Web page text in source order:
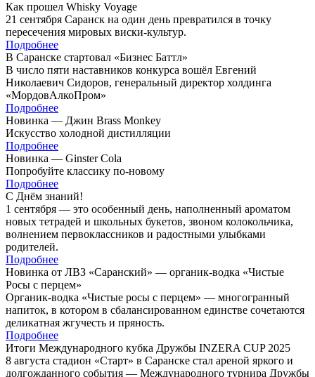
Как прошел Whisky Voyage
21 сентября Саранск на один день превратился в точку
пересечения мировых виски-культур.
Подробнее
В Саранске стартовал «Бизнес Баттл»
В число пяти наставников конкурса вошёл Евгений
Николаевич Сидоров, генеральный директор холдинга
«МордовАлкоПром»
Подробнее
Новинка — Джин Brass Monkey
Искусство холодной дистилляции
Подробнее
Новинка — Ginster Cola
Попробуйте классику по-новому
Подробнее
С Днём знаний!
1 сентября — это особенный день, наполненный ароматом
новых тетрадей и школьных букетов, звоном колокольчика,
волнением первоклассников и радостными улыбками
родителей.
Подробнее
Новинка от ЛВЗ «Саранский» — органик-водка «Чистые
Росы с перцем»
Органик-водка «Чистые росы с перцем» — многогранный
напиток, в котором в сбалансированном единстве сочетаются
деликатная жгучесть и пряность.
Подробнее
Итоги Международного кубка Дружбы INZERA CUP 2025
8 августа стадион «Старт» в Саранске стал ареной яркого и
долгожданного события — Международного турнира Дружбы